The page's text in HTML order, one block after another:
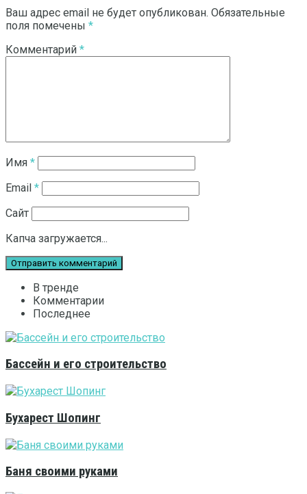
Ваш адрес email не будет опубликован. Обязательные
поля помечены *
Комментарий *
Имя *
Email *
Сайт
Капча загружается...
В тренде
Комментарии
Последнее
Бассейн и его строительство
Бухарест Шопинг
Баня своими руками